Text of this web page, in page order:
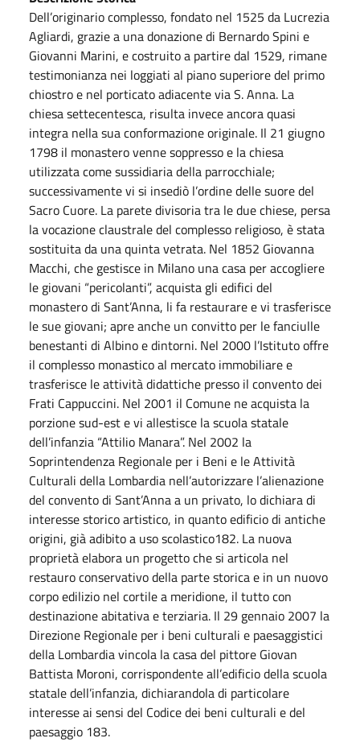
Dell’originario complesso, fondato nel 1525 da Lucrezia
Agliardi, grazie a una donazione di Bernardo Spini e
Giovanni Marini, e costruito a partire dal 1529, rimane
testimonianza nei loggiati al piano superiore del primo
chiostro e nel porticato adiacente via S. Anna. La
chiesa settecentesca, risulta invece ancora quasi
integra nella sua conformazione originale. Il 21 giugno
1798 il monastero venne soppresso e la chiesa
utilizzata come sussidiaria della parrocchiale;
successivamente vi si insediò l’ordine delle suore del
Sacro Cuore. La parete divisoria tra le due chiese, persa
la vocazione claustrale del complesso religioso, è stata
sostituita da una quinta vetrata. Nel 1852 Giovanna
Macchi, che gestisce in Milano una casa per accogliere
le giovani “pericolanti”, acquista gli edifici del
monastero di Sant’Anna, li fa restaurare e vi trasferisce
le sue giovani; apre anche un convitto per le fanciulle
benestanti di Albino e dintorni. Nel 2000 l’Istituto offre
il complesso monastico al mercato immobiliare e
trasferisce le attività didattiche presso il convento dei
Frati Cappuccini. Nel 2001 il Comune ne acquista la
porzione sud-est e vi allestisce la scuola statale
dell’infanzia “Attilio Manara”. Nel 2002 la
Soprintendenza Regionale per i Beni e le Attività
Culturali della Lombardia nell’autorizzare l’alienazione
del convento di Sant’Anna a un privato, lo dichiara di
interesse storico artistico, in quanto edificio di antiche
origini, già adibito a uso scolastico182. La nuova
proprietà elabora un progetto che si articola nel
restauro conservativo della parte storica e in un nuovo
corpo edilizio nel cortile a meridione, il tutto con
destinazione abitativa e terziaria. Il 29 gennaio 2007 la
Direzione Regionale per i beni culturali e paesaggistici
della Lombardia vincola la casa del pittore Giovan
Battista Moroni, corrispondente all’edificio della scuola
statale dell’infanzia, dichiarandola di particolare
interesse ai sensi del Codice dei beni culturali e del
paesaggio 183.